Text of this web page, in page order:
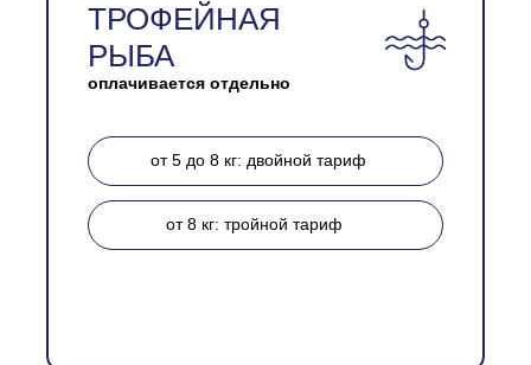
СТОИМОСТЬ
Скидка на БЕЗЛИМИТ
Ловля на 3 снасти
СТОИМОСТЬ
1.000 ₽
Без ограничения снастей
оплачивается отдельно
от 5 до 8 кг: двойной тариф
от 8 кг: тройной тариф
ТРОФЕЙНАЯ
РЫБА